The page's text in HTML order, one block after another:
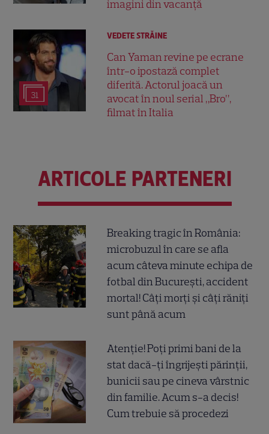
imagini din vacanță
31
VEDETE STRĂINE
Can Yaman revine pe ecrane
într-o ipostază complet
diferită. Actorul joacă un
avocat în noul serial „Bro”,
filmat în Italia
ARTICOLE PARTENERI
Breaking tragic în România:
microbuzul în care se afla
acum câteva minute echipa de
fotbal din București, accident
mortal! Câți morți și câți răniți
sunt până acum
Atenție! Poți primi bani de la
stat dacă-ți îngrijești părinții,
bunicii sau pe cineva vârstnic
din familie. Acum s-a decis!
Cum trebuie să procedezi